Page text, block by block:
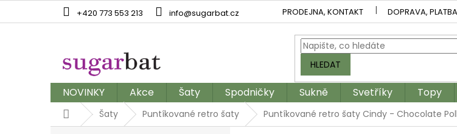
+420 773 553 213 info@sugarbat.cz PRODEJNA, KONTAKT DOPRAVA, PLATBA
HLEDAT
NOVINKY Akce Šaty Spodničky Sukně Svetříky Topy
DomůŠaty Puntíkované retro šaty Puntíkované retro šaty Cindy - Chocolate